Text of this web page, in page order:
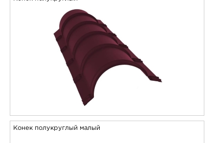
Конек полукруглый малый